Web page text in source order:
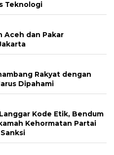
Teknologi
Aceh dan Pakar
Rakyat dengan
Dipahami
Kode Etik, Bendum
Kehormatan Partai